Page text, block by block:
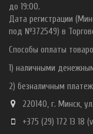
до 19:00.
Дата регистрации
под №372549) в
Способы оплаты
1) наличными
2) безналичным
220140, г. Минск,
+375 (29) 172 13 18